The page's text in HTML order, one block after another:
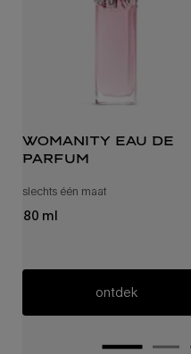
womanity eau de
parfum
slechts één maat voor womanity
80 ml
ontdek